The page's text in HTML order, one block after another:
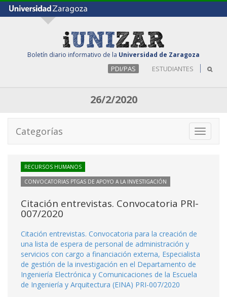
Boletín diario informativo de la Universidad de Zaragoza
PDI/PAS ESTUDIANTES
26/2/2020
Toggle
Categorías
RECURSOS HUMANOS
CONVOCATORIAS PTGAS DE APOYO A LA INVESTIGACIÓN
Citación entrevistas. Convocatoria PRI-
007/2020
Citación entrevistas. Convocatoria para la creación de
una lista de espera de personal de administración y
servicios con cargo a financiación externa, Especialista
de gestión de la investigación en el Departamento de
Ingeniería Electrónica y Comunicaciones de la Escuela
de Ingeniería y Arquitectura (EINA) PRI-007/2020